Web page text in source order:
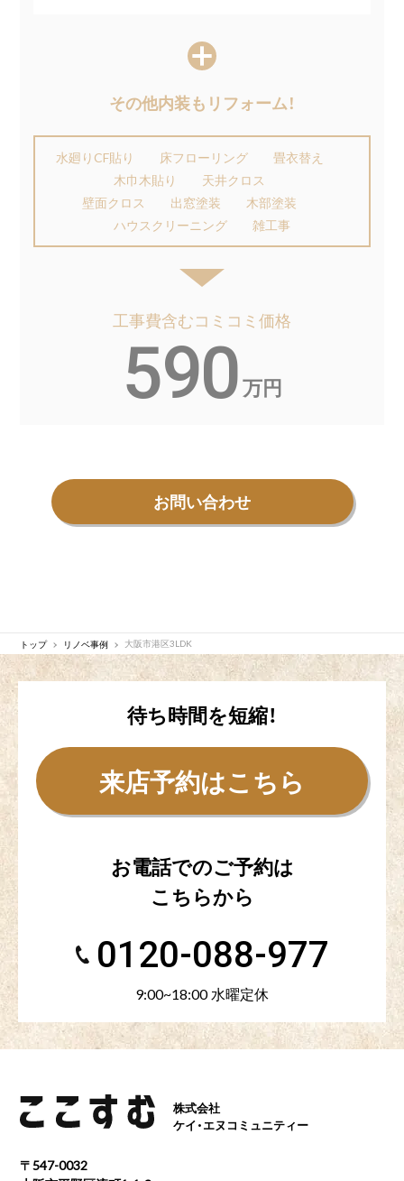
その他内装もリフォーム！
水廻りCF貼り 床フローリング
畳衣替え
木巾木貼り
天井クロス
壁面クロス 出窓塗装
木部塗装
ハウスクリーニング
雑工事
工事費含むコミコミ価格
590万円
お問い合わせ
トップ リノベ事例 大阪市港区3LDK
待ち時間を短縮！
来店予約はこちら
お電話でのご予約は
こちらから
0120-088-977
9:00~18:00 水曜定休
株式会社
ケイ・エヌコミュニティー
〒547-0032